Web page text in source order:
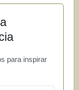
para inspirar